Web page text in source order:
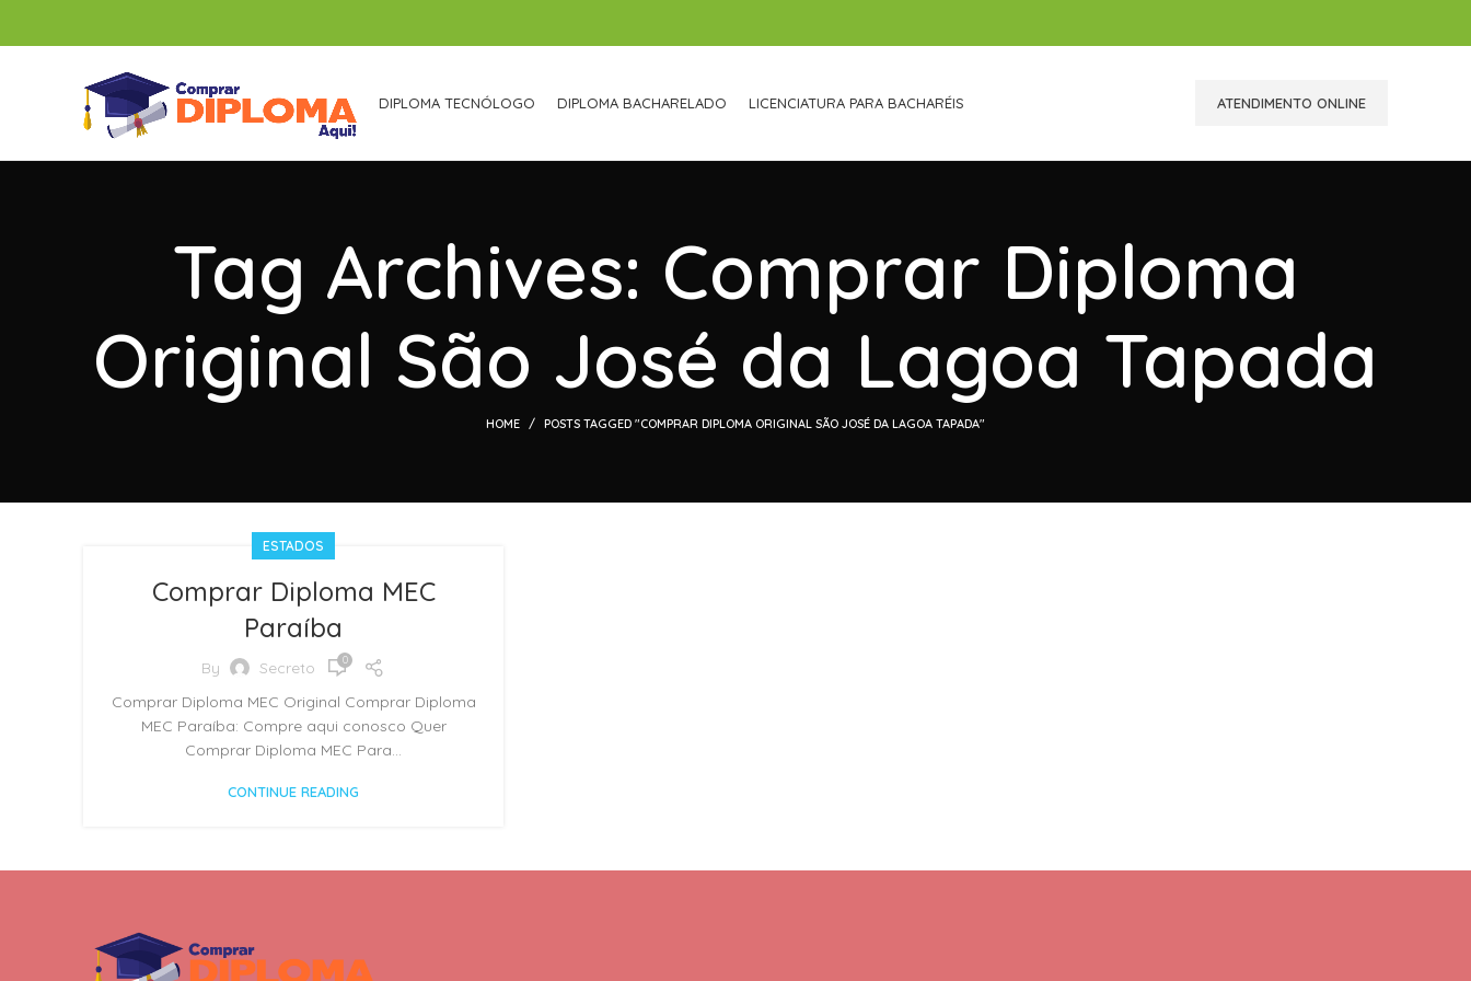
DIPLOMA TECNÓLOGO DIPLOMA BACHARELADO LICENCIATURA PARA BACHARÉIS ATENDIMENTO ONLINE
Tag Archives: Comprar Diploma
Original São José da Lagoa Tapada
HOME POSTS TAGGED "COMPRAR DIPLOMA ORIGINAL SÃO JOSÉ DA LAGOA TAPADA"
ESTADOS
Comprar Diploma MEC
Paraíba
By Secreto 0
Comprar Diploma MEC Original Comprar Diploma
MEC Paraíba: Compre aqui conosco Quer
Comprar Diploma MEC Para...
CONTINUE READING